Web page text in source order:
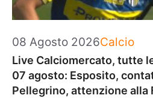
08 Agosto 2026Categorie
Calcio
Live Calciomercato, tutte
07 agosto: Esposito,
Pellegrino, attenzione alla